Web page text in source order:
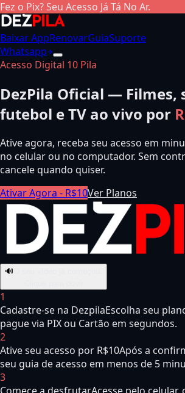
Fez o Pix? Seu Acesso Já Tá No Ar.
Baixar AppRenovarGuiaSuporte
Whatsapp
Acesso Digital 10 Pila
DezPila Oficial — Filmes,
futebol e TV ao vivo por
Ative agora, receba seu acesso em
no celular ou no computador. Sem
cancele quando quiser.
Ativar Agora - R$10Ver Planos
🔊
1
Cadastre-se na DezpilaEscolha seu
pague via PIX ou Cartão em segundos.
2
Ative seu acesso por R$10Após a
seu guia de acesso em menos de 5
3
Comece a desfrutarAcesse pelo